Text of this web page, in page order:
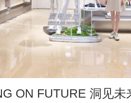
ON FUTURE 洞见